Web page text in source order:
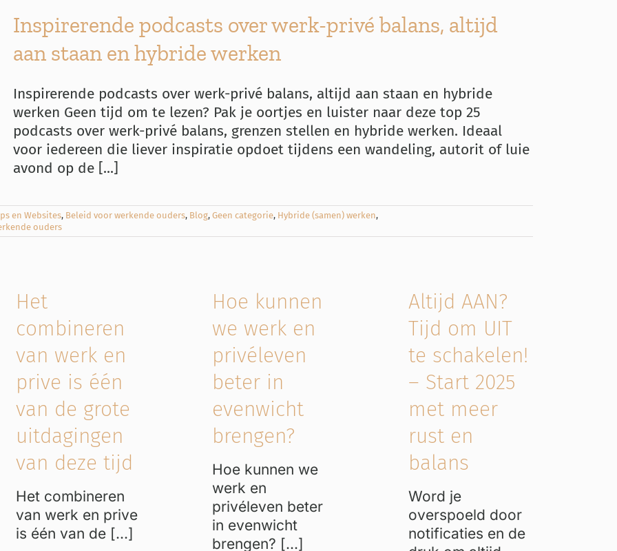
Inspirerende podcasts over werk-privé balans, altijd
aan staan en hybride werken
Inspirerende podcasts over werk-privé balans, altijd aan staan en hybride
werken Geen tijd om te lezen? Pak je oortjes en luister naar deze top 25
podcasts over werk-privé balans, grenzen stellen en hybride werken. Ideaal
voor iedereen die liever inspiratie opdoet tijdens een wandeling, autorit of luie
avond op de [...]
en Websites, Beleid voor werkende ouders, Blog, Geen categorie, Hybride (samen) werken,
ouders
Het
combineren
van werk en
prive is één
van de grote
uitdagingen
van deze tijd
Het combineren
van werk en prive
is één van de [...]
Hoe kunnen
we werk en
privéleven
beter in
evenwicht
brengen?
Hoe kunnen we
werk en
privéleven beter
in evenwicht
brengen? [...]
Altijd AAN?
Tijd om UIT
te schakelen!
– Start 2025
met meer
rust en
balans
Word je
overspoeld door
notificaties en de